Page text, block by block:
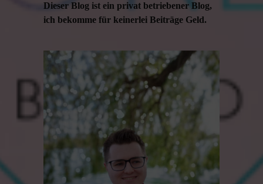
Dieser Blog ist ein privat betriebener Blog,
ich bekomme für keinerlei Beiträge Geld.